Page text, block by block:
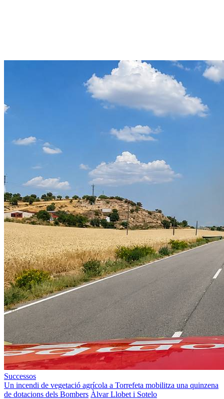
Successos
Un incendi de vegetació agrícola a Torrefeta mobilitza una quinzena
de dotacions dels Bombers Àlvar Llobet i Sotelo